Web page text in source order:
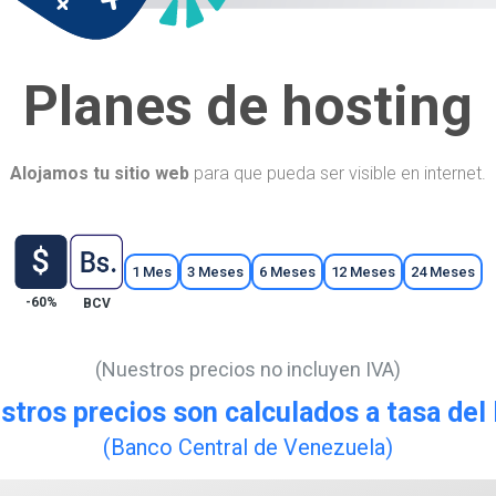
Planes de hosting
Alojamos tu sitio web para que pueda ser visible en internet.
-60% BCV
1 Mes 3 Meses 6 Meses 12 Meses 24 Meses
(Nuestros precios no incluyen IVA)
precios son calculados a tasa del
(Banco Central de Venezuela)